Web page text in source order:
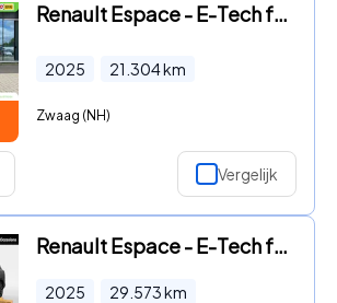
Renault Espace - E-Tech full hybrid 200 techno 7p. - Automaat - Panoramadak -
2025 21.304km
Zwaag (NH)
Vergelijk
Renault Espace - E-Tech full hybrid 200 techno 5p. AUTOMAAT AIRCO CAMERA CRUI
2025 29.573km